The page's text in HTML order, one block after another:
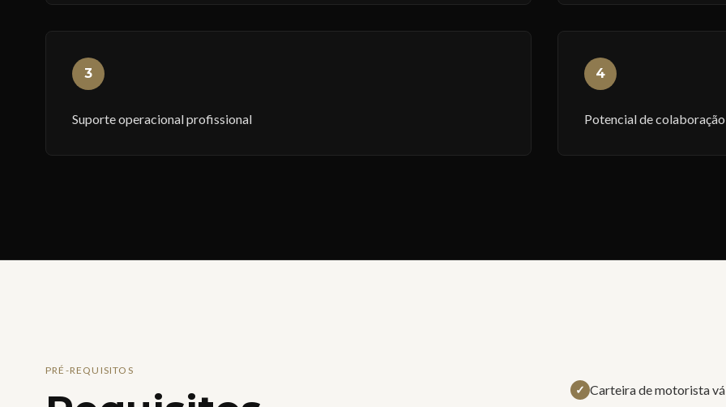
3
Suporte operacional profissional
4
Potencial de
PRÉ-REQUISITOS
✓ Carteira de motorista